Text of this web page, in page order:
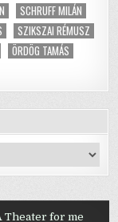
SCHRUFF MILÁN
SZIKSZAI RÉMUSZ
ÖRDÖG TAMÁS
Theater for me